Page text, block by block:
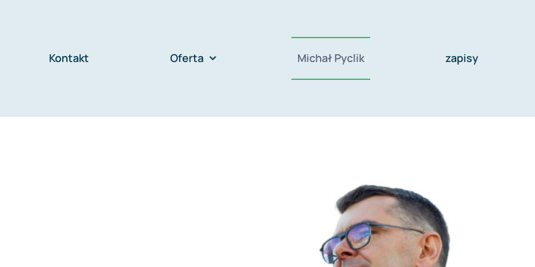
Kontakt Oferta Michał Pyclik zapisy